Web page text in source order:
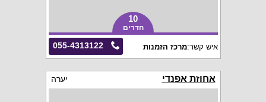
10
חדרים
055-4313122 איש קשר:מרכז הזמנות
אחוזת אפנדי יערה